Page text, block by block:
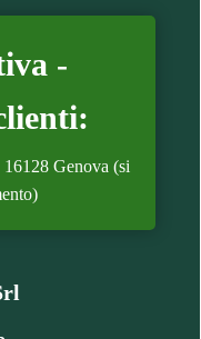
-
Genova (si